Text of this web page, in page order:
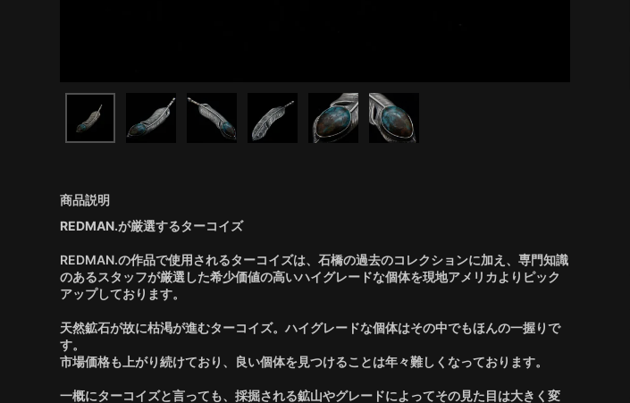
REDMAN.が厳選するターコイズ
REDMAN.の作品で使用されるターコイズは、石橋の過去のコレクションに加え、専門知識
のあるスタッフが厳選した希少価値の高いハイグレードな個体を現地アメリカよりピック
アップしております。
天然鉱石が故に枯渇が進むターコイズ。ハイグレードな個体はその中でもほんの一握りで
す。
市場価格も上がり続けており、良い個体を見つけることは年々難しくなっております。
一概にターコイズと言っても、採掘される鉱山やグレードによってその見た目は大きく変